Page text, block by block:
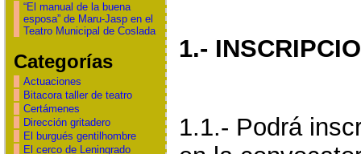
“El manual de la buena
esposa” de Maru-Jasp en el
Teatro Municipal de Coslada
Categorías
Actuaciones
Bitacora taller de teatro
Certámenes
Dirección gritadero
El burgués gentilhombre
El cerco de Leningrado
1.-
1.1.- Podrá